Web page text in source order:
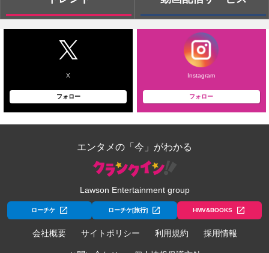
X
フォロー
Instagram
フォロー
エンタメの「今」がわかる
Lawson Entertainment group
ローチケ ローチケ[旅行] HMV&BOOKS
会社概要 サイトポリシー 利用規約 採用情報